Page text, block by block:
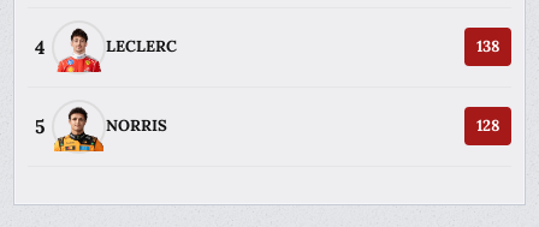
4 LECLERC 138
5 NORRIS 128